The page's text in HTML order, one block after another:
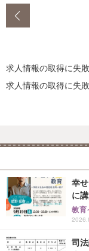
求人情報の取得に失
求人情報の取得に失
幸
に
教育
司